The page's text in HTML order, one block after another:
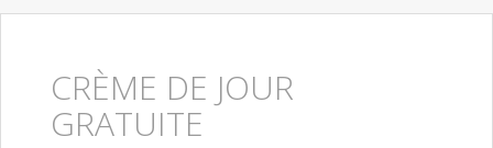
CRÈME DE JOUR
GRATUITE